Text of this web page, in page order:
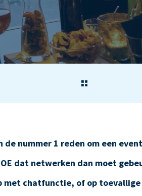
de nummer 1 reden om een
dat netwerken dan moet
met chatfunctie, of op